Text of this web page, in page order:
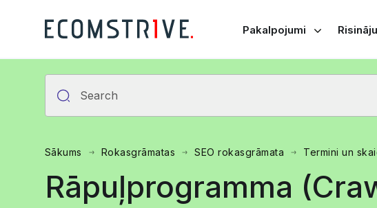
Pakalpojumi
Sākums Rokasgrāmatas SEO rokasgrāmata Termini un
Rāpuļprogramma